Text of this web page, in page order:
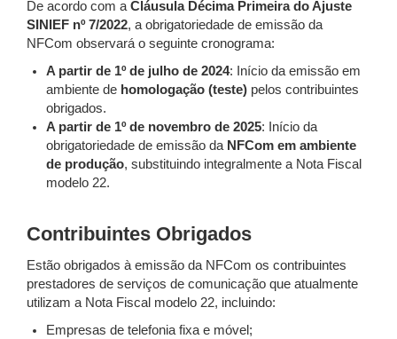
De acordo com a Cláusula Décima Primeira do Ajuste
SINIEF nº 7/2022, a obrigatoriedade de emissão da
NFCom observará o seguinte cronograma:
A partir de 1º de julho de 2024: Início da emissão em
ambiente de homologação (teste) pelos contribuintes
obrigados.
A partir de 1º de novembro de 2025: Início da
obrigatoriedade de emissão da NFCom em ambiente
de produção, substituindo integralmente a Nota Fiscal
modelo 22.
Contribuintes Obrigados
Estão obrigados à emissão da NFCom os contribuintes
prestadores de serviços de comunicação que atualmente
utilizam a Nota Fiscal modelo 22, incluindo:
Empresas de telefonia fixa e móvel;